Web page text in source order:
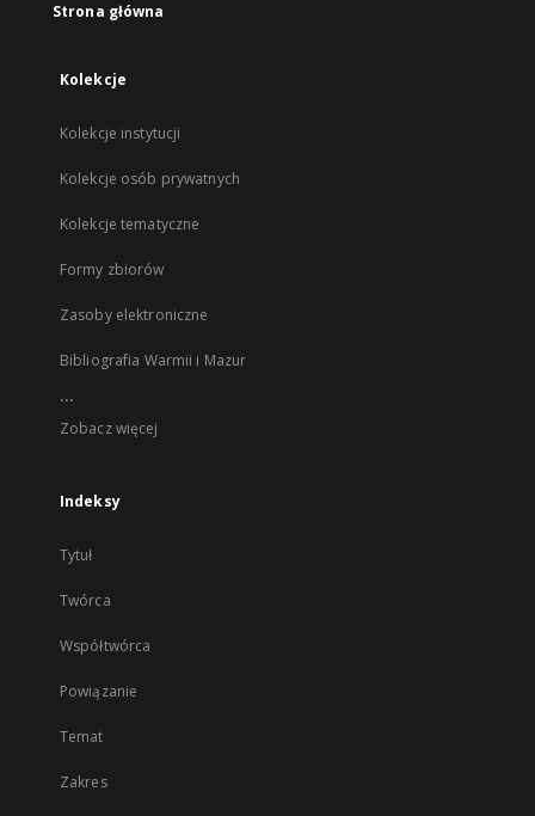
Strona główna
Kolekcje
Kolekcje instytucji
Kolekcje osób prywatnych
Kolekcje tematyczne
Formy zbiorów
Zasoby elektroniczne
Bibliografia Warmii i Mazur
...
Zobacz więcej
Indeksy
Tytuł
Twórca
Współtwórca
Powiązanie
Temat
Zakres